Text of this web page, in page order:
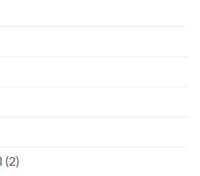
(2)